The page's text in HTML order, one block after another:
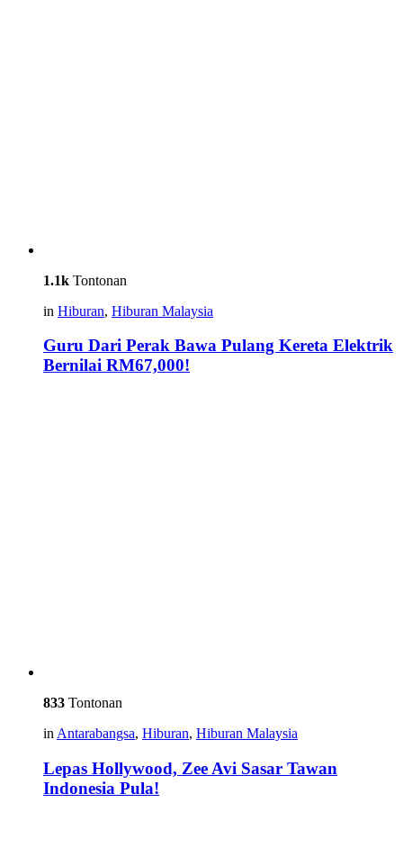
1.1k Tontonan
in Hiburan, Hiburan Malaysia
Guru Dari Perak Bawa Pulang Kereta Elektrik
Bernilai RM67,000!
833 Tontonan
in Antarabangsa, Hiburan, Hiburan Malaysia
Lepas Hollywood, Zee Avi Sasar Tawan
Indonesia Pula!